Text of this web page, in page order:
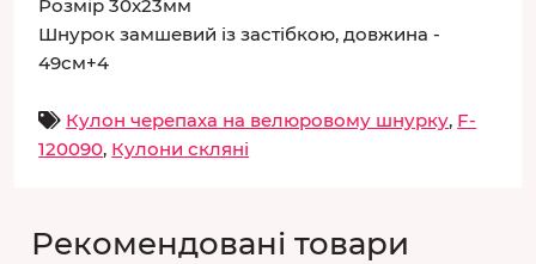
Розмір 30x23мм
Шнурок замшевий із застібкою, довжина -
49см+4
Кулон черепаха на велюровому шнурку, F-
120090, Кулони скляні
Рекомендовані товари